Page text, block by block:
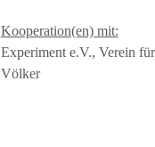
Kooperation(en) mit:
Experiment e.V., Verein
Völker